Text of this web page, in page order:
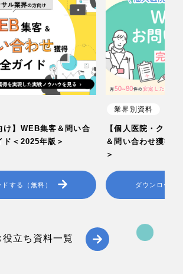
け】WEB集客＆問い合
ド＜2025年版＞
する（無料）
業界別資料
【個人医院・クリ
＆問い合わせ獲得
＞
ダウンロード
役立ち資料一覧